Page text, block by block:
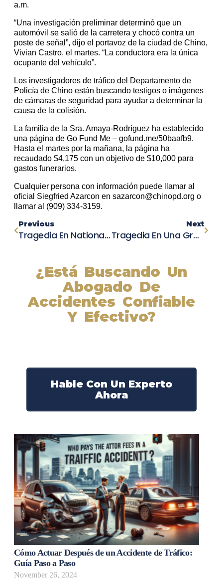
a.m.
“Una investigación preliminar determinó que un
automóvil se salió de la carretera y chocó contra un
poste de señal”, dijo el portavoz de la ciudad de Chino,
Vivian Castro, el martes. “La conductora era la única
ocupante del vehículo”.
Los investigadores de tráfico del Departamento de
Policía de Chino están buscando testigos o imágenes
de cámaras de seguridad para ayudar a determinar la
causa de la colisión.
La familia de la Sra. Amaya-Rodríguez ha establecido
una página de Go Fund Me – gofund.me/50baafb9.
Hasta el martes por la mañana, la página ha
recaudado $4,175 con un objetivo de $10,000 para
gastos funerarios.
Cualquier persona con información puede llamar al
oficial Siegfried Azarcon en sazarcon@chinopd.org o
llamar al (909) 334-3159.
Previous
Tragedia En National City: Mujer De 93 Años Fallece En Choque De Camioneta De Transporte.
Next
Tragedia En Una Granja Lechera De California: Tres Empleados Pierden La Vida En Accidente Automovilístico
¿Está Buscando Un
Abogado De
Accidentes Confiable
Y Efectivo?
Hable Con Un Experto
Ahora
Cómo Actuar Después de un Accidente de Tráfico:
Guía Paso a Paso
November 26, 2024